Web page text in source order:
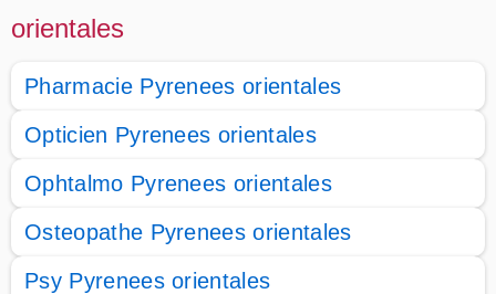
orientales
Pharmacie Pyrenees orientales
Opticien Pyrenees orientales
Ophtalmo Pyrenees orientales
Osteopathe Pyrenees orientales
Psy Pyrenees orientales